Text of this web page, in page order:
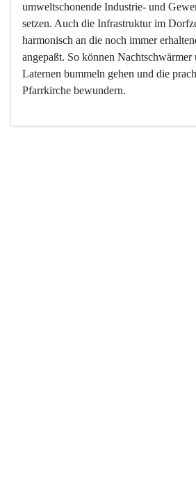
umweltschonende Industrie- und
setzen. Auch die Infrastruktur im
harmonisch an die noch immer
angepaßt. So können Nachtschwärmer
Laternen bummeln gehen und die
Pfarrkirche bewundern.
Der Weinbau dominert heute nicht